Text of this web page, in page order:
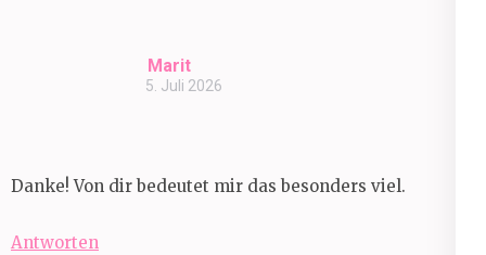
Marit
5. Juli 2026
Danke! Von dir bedeutet mir das besonders viel.
Antworten